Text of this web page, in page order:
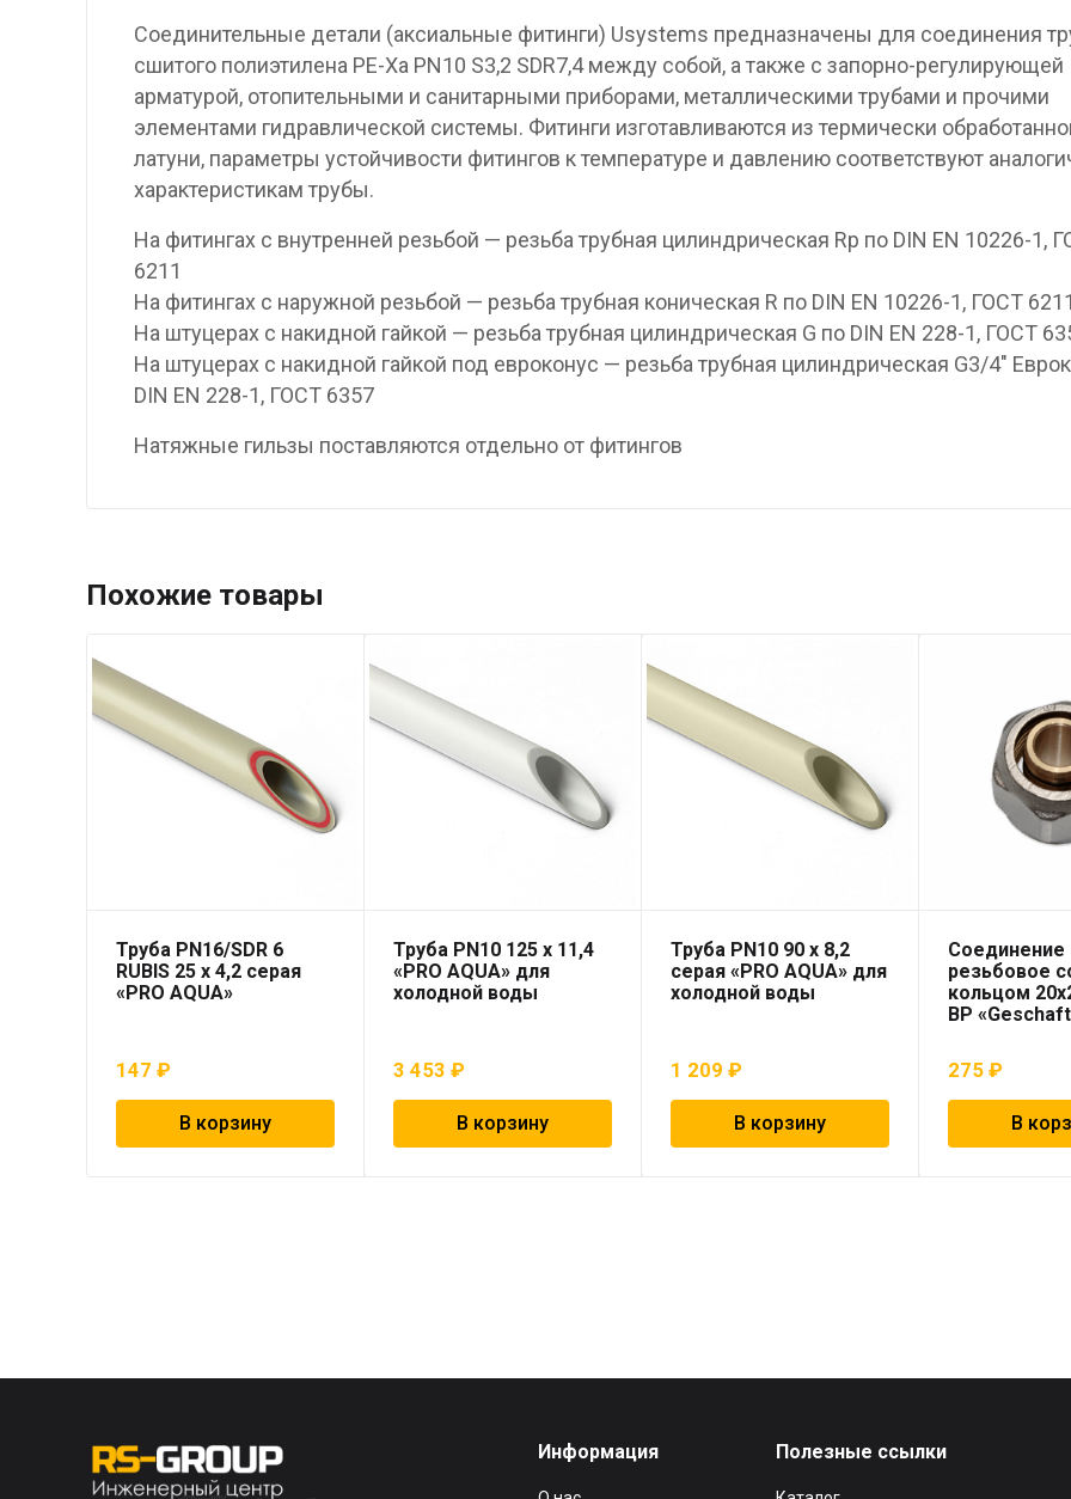
Соединительные детали (аксиальные фитинги) Usystems предназначены для соединения
сшитого полиэтилена PE-Xa PN10 S3,2 SDR7,4 между собой, а также с запорно-регулирующей
арматурой, отопительными и санитарными приборами, металлическими трубами и прочими
элементами гидравлической системы. Фитинги изготавливаются из термически
латуни, параметры устойчивости фитингов к температуре и давлению соответствуют
характеристикам трубы.
На фитингах с внутренней резьбой — резьба трубная цилиндрическая Rp по DIN EN 10226-1,
6211
На фитингах с наружной резьбой — резьба трубная коническая R по DIN EN 10226-1, ГОСТ 6211
На штуцерах с накидной гайкой — резьба трубная цилиндрическая G по DIN EN 228-1, ГОСТ
На штуцерах с накидной гайкой под евроконус — резьба трубная цилиндрическая G3/4″
DIN EN 228-1, ГОСТ 6357
Натяжные гильзы поставляются отдельно от фитингов
Похожие товары
Труба PN16/SDR 6
RUBIS 25 x 4,2 серая
«PRO AQUA»
147 ₽
В корзину
Труба PN10 125 x 11,4
«PRO AQUA» для
холодной воды
3 453₽
В корзину
Труба PN10 90 x 8,2
серая «PRO AQUA» для
холодной воды
1 209₽
В корзину
Соединение
резьбовое
кольцом
ВР
275₽
В
Информация Полезные ссылки